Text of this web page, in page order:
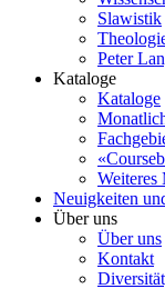
Slawistik
Peter
Kataloge
Kataloge
Weiteres
Neuigkeiten
Über uns
Über uns
Kontakt